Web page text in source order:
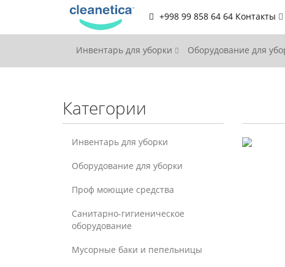
+998 99 858 64 64 Контакты
Инвентарь для уборки Оборудование для
Категории
Инвентарь для уборки
Оборудование для уборки
Проф моющие средства
Санитарно-гигиеническое
оборудование
Мусорные баки и пепельницы